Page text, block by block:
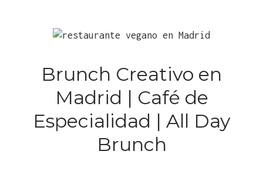
GALLERY
Brunch Creativo en
Madrid | Café de
Especialidad | All Day
Brunch